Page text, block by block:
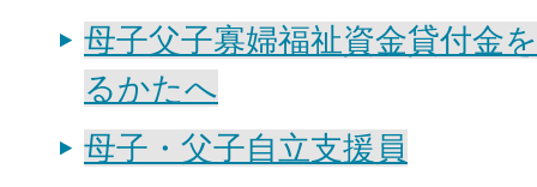
母子父子寡婦福祉資金貸付金
るかたへ
母子・父子自立支援員